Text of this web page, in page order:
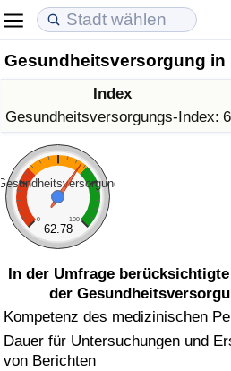
Gesundheitsversorgung in
Index
Gesundheitsversorgungs-Index:
0 100
62.78
In der Umfrage
der
Kompetenz des medizinischen
Dauer für Untersuchungen und
von Berichten
Lebenshaltungskosten
Lebenshaltungskosten-Index
Lebenshaltungskosten-Index
Lebenshaltungskosten-Index
in Akaba
Immobilienpreise
Immobilienpreis-Index (aktuell)
Immobilienpreis-Index
Immobilienpreis-Index nach Land
Lebensqualität
Lebensqualität-Index
Lebensqualität-Index (aktuell)
Lebensqualitätsindex nach Land
Kriminalität
Kriminalitäts-Index (aktuell)
Kriminalitäts-Index